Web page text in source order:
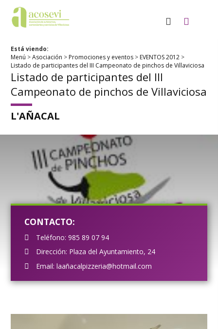
Está viendo:
Menú > Asociación > Promociones y eventos > EVENTOS 2012 >
Listado de participantes del III Campeonato de pinchos de Villaviciosa
Listado de participantes del III
Campeonato de pinchos de Villaviciosa
L'AÑACAL
CONTACTO:
Teléfono:985 89 07 94
Dirección: Plaza del Ayuntamiento, 24
Email:laañacalpizzeria@hotmail.com